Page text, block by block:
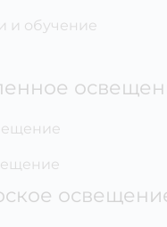
и обучение